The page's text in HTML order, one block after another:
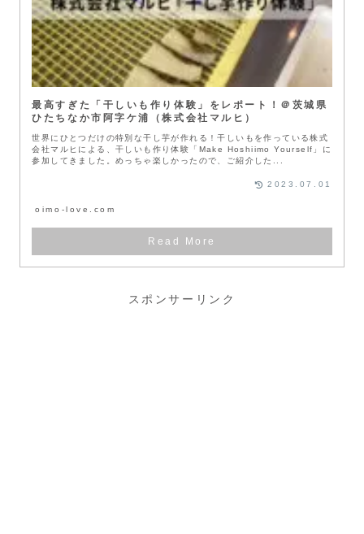
最高すぎた「干しいも作り体験」をレポート！＠茨城県
ひたちなか市阿字ケ浦（株式会社マルヒ）
世界にひとつだけの特別な干し芋が作れる！干しいもを作っている株式
会社マルヒによる、干しいも作り体験「Make Hoshiimo Yourself」に
参加してきました。めっちゃ楽しかったので、ご紹介した...
oimo-love.com
2023.07.01
スポンサーリンク